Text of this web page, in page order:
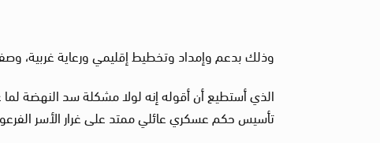
وذلك بدعم وإمداد وتخطيط إقليمي ورعاية غربية،
الذي أستطيع أن أقوله إنه لولا مشكلة سد النهضة
تأسيس حكم عسكري عائلي ممتد على غرار الأسر